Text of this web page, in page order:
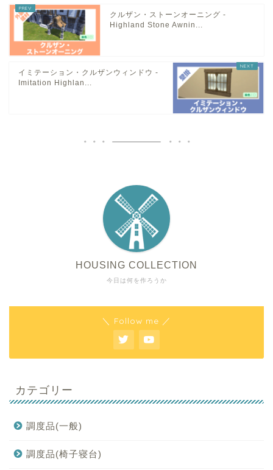
クルザン・ストーンオーニング -
Highland Stone Awnin...
イミテーション・クルザンウィンドウ -
Imitation Highlan...
今日は何を作ろうか
HOUSING COLLECTION
＼ Follow me ／
カテゴリー
調度品(一般)
調度品(椅子寝台)